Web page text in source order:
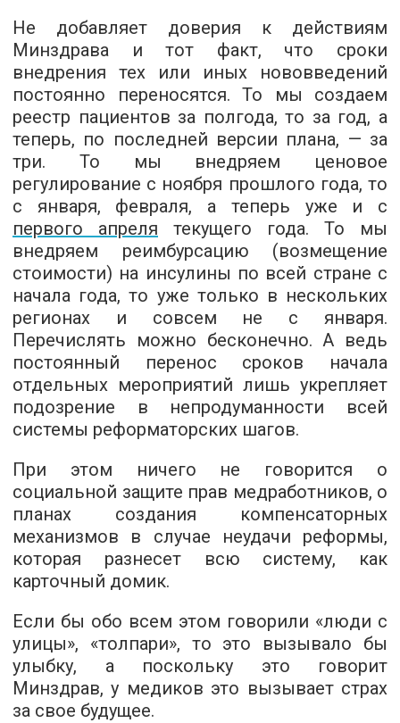
Не добавляет доверия к действиям
Минздрава и тот факт, что сроки
внедрения тех или иных нововведений
постоянно переносятся. То мы создаем
реестр пациентов за полгода, то за год, а
теперь, по последней версии плана, — за
три. То мы внедряем ценовое
регулирование с ноября прошлого года, то
с января, февраля, а теперь уже и с
первого апреля текущего года. То мы
внедряем реимбурсацию (возмещение
стоимости) на инсулины по всей стране с
начала года, то уже только в нескольких
регионах и совсем не с января.
Перечислять можно бесконечно. А ведь
постоянный перенос сроков начала
отдельных мероприятий лишь укрепляет
подозрение в непродуманности всей
системы реформаторских шагов.
При этом ничего не говорится о
социальной защите прав медработников, о
планах создания компенсаторных
механизмов в случае неудачи реформы,
которая разнесет всю систему, как
карточный домик.
Если бы обо всем этом говорили «люди с
улицы», «толпари», то это вызывало бы
улыбку, а поскольку это говорит
Минздрав, у медиков это вызывает страх
за свое будущее.